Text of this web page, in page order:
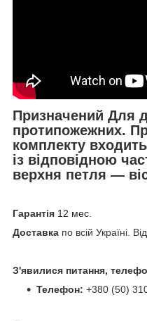
Призначений Для
протипожежних.
комплекту
із відповідною
верхня петля —
Гарантія 12 мес.
Доставка по всій Україні.
З'явилися питання,
Телефон: +380 (50)